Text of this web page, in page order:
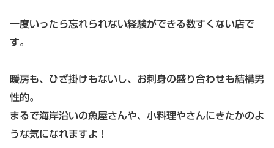
一度いったら忘れられない経験ができる数すくない店で
す。
暖房も、ひざ掛けもないし、お刺身の盛り合わせも結構男
性的。
まるで海岸沿いの魚屋さんや、小料理やさんにきたかのよ
うな気になれますよ！